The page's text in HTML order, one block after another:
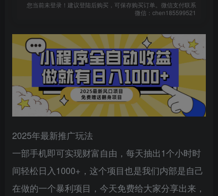
您当前未登录！建议登陆后购买，可保存购买订单。微信支付联系
微信：chen185599521
2025年最新推广玩法
一部手机即可实现财富自由，每天抽出1个小时时
间轻松日入1000+，这个项目也是我们内部是自己
在做的一个暴利项目，今天免费给大家分享出来，
扫码登录即表示同意用户协议、隐私声明